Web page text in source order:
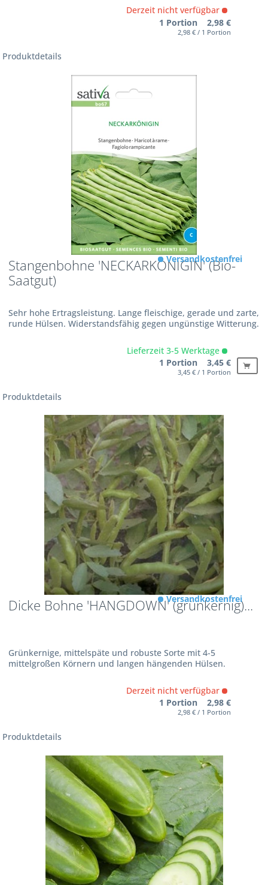
Derzeit nicht verfügbar
1 Portion 2,98 €
2,98 € / 1 Portion
Produktdetails
Stangenbohne 'NECKARKÖNIGIN' (Bio-
Saatgut)
Sehr hohe Ertragsleistung. Lange fleischige, gerade und zarte,
runde Hülsen. Widerstandsfähig gegen ungünstige Witterung.
Versandkostenfrei
Lieferzeit 3-5 Werktage
1 Portion 3,45 €
3,45 € / 1 Portion
Produktdetails
Dicke Bohne 'HANGDOWN' (grünkernig)...
Grünkernige, mittelspäte und robuste Sorte mit 4-5
mittelgroßen Körnern und langen hängenden Hülsen.
Versandkostenfrei
Derzeit nicht verfügbar
1 Portion 2,98 €
2,98 € / 1 Portion
Produktdetails